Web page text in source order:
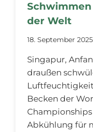
der Welt
18. September 2025
Singapur,
draußen
Becken der
Abkühlung für